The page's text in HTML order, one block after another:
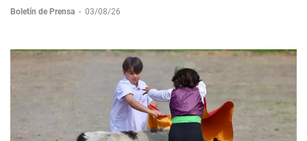
Boletín de Prensa - 03/08/26